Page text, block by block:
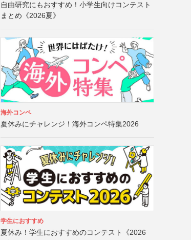
自由研究にもおすすめ！小学生向けコンテスト
まとめ《2026夏》
海外コンペ
夏休みにチャレンジ！海外コンペ特集2026
学生におすすめ
夏休み！学生におすすめのコンテスト《2026